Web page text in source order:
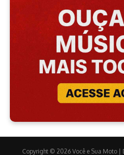
Copyright © 2026 Você e Sua Moto |